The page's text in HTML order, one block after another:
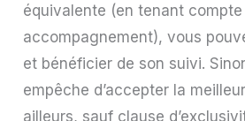
équivalente (en tenant compte
accompagnement), vous
et bénéficier de son suivi.
empêche d’accepter la
ailleurs, sauf clause